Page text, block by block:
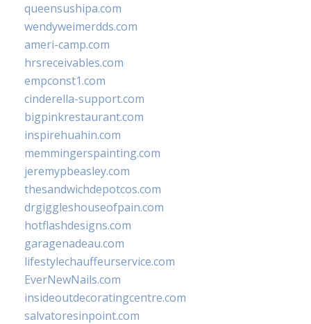
queensushipa.com
wendyweimerdds.com
ameri-camp.com
hrsreceivables.com
empconst1.com
cinderella-support.com
bigpinkrestaurant.com
inspirehuahin.com
memmingerspainting.com
jeremypbeasley.com
thesandwichdepotcos.com
drgiggleshouseofpain.com
hotflashdesigns.com
garagenadeau.com
lifestylechauffeurservice.com
EverNewNails.com
insideoutdecoratingcentre.com
salvatoresinpoint.com